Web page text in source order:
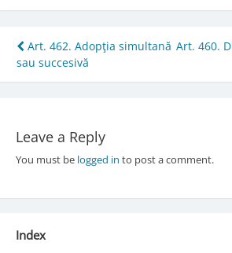
Post
navigation
Art. 462. Adopţia simultană
sau succesivă
Art. 460.
Leave a Reply
You must be logged in to post a comment.
Index